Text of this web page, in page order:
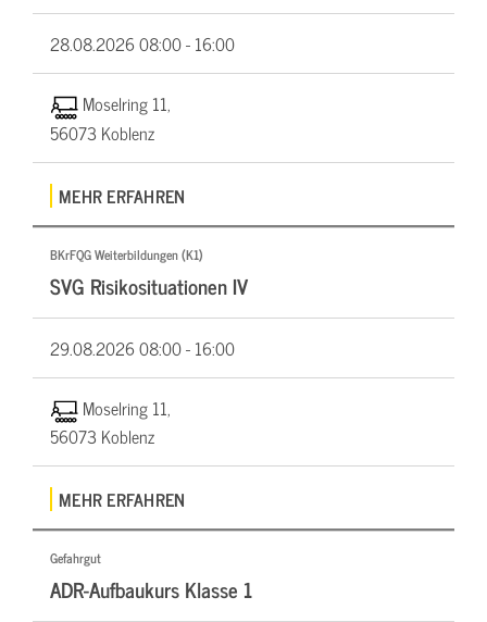
28.08.202608:00 - 16:00
Moselring 11,
56073 Koblenz
MEHR ERFAHREN
BKrFQG Weiterbildungen (K1)
SVG Risikosituationen IV
29.08.202608:00 - 16:00
Moselring 11,
56073 Koblenz
MEHR ERFAHREN
Gefahrgut
ADR-Aufbaukurs Klasse 1